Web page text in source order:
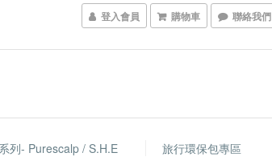
登入會員 購物車 聯絡我們
列- Purescalp / S.H.E
旅行環保包專區